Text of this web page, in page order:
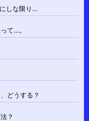
しな限り…
て…。
どうする？
？